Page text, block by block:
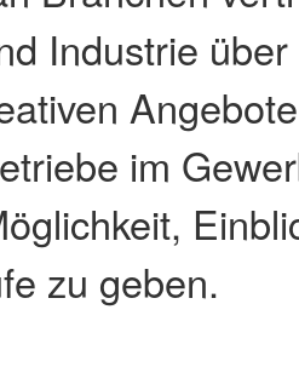
Industrie
im
zu geben.